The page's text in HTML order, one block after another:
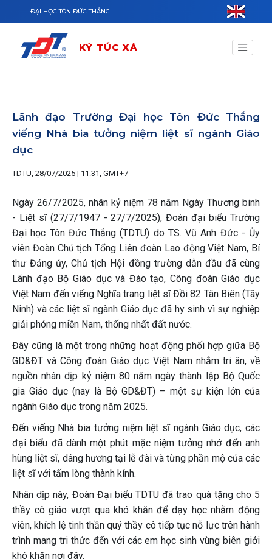
Nhảy đến nội dung
ĐẠI HỌC TÔN ĐỨC THẮNG
KÝ TÚC XÁ
Lãnh đạo Trường Đại học Tôn Đức Thắng
viếng Nhà bia tưởng niệm liệt sĩ ngành Giáo
dục
TDTU, 28/07/2025 | 11:31, GMT+7
Ngày 26/7/2025, nhân kỷ niệm 78 năm Ngày Thương binh
- Liệt sĩ (27/7/1947 - 27/7/2025), Đoàn đại biểu Trường
Đại học Tôn Đức Thắng (TDTU) do TS. Vũ Anh Đức - Ủy
viên Đoàn Chủ tịch Tổng Liên đoàn Lao động Việt Nam, Bí
thư Đảng ủy, Chủ tịch Hội đồng trường dẫn đầu đã cùng
Lãnh đạo Bộ Giáo dục và Đào tạo, Công đoàn Giáo dục
Việt Nam đến viếng Nghĩa trang liệt sĩ Đồi 82 Tân Biên (Tây
Ninh) và các liệt sĩ ngành Giáo dục đã hy sinh vì sự nghiệp
giải phóng miền Nam, thống nhất đất nước.
Đây cũng là một trong những hoạt động phối hợp giữa Bộ
GD&ĐT và Công đoàn Giáo dục Việt Nam nhằm tri ân, về
nguồn nhân dịp kỷ niệm 80 năm ngày thành lập Bộ Quốc
gia Giáo dục (nay là Bộ GD&ĐT) – một sự kiện lớn của
ngành Giáo dục trong năm 2025.
Đến viếng Nhà bia tưởng niệm liệt sĩ ngành Giáo dục, các
đại biểu đã dành một phút mặc niệm tưởng nhớ đến anh
hùng liệt sĩ, dâng hương tại lễ đài và từng phần mộ của các
liệt sĩ với tấm lòng thành kính.
Nhân dịp này, Đoàn Đại biểu TDTU đã trao quà tặng cho 5
thầy cô giáo vượt qua khó khăn để dạy học nhằm động
viên, khích lệ tinh thần quý thầy cô tiếp tục nỗ lực trên hành
trình mang tri thức đến với các em học sinh vùng biên giới
khó khăn nơi đây.